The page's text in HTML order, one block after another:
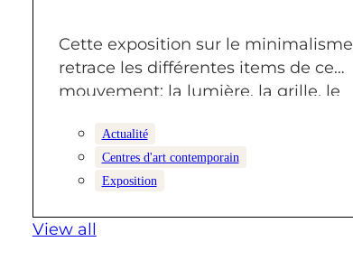
Cette exposition sur le minimalisme
retrace les différentes items de ce
mouvement: la lumière, la grille, le
Actualité
Centres d'art contemporain
Exposition
View all